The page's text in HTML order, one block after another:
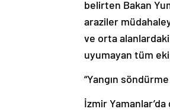
belirten Bakan
araziler
ve orta
uyumayan tüm
“Yangın
İzmir